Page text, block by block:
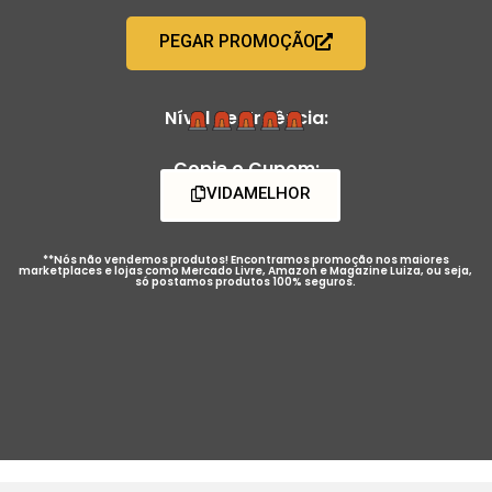
PEGAR PROMOÇÃO
Nível de Urgência:
Copie o Cupom:
VIDAMELHOR
**Nós não vendemos produtos! Encontramos promoção nos maiores
marketplaces e lojas como Mercado Livre, Amazon e Magazine Luiza, ou seja,
só postamos produtos 100% seguros.